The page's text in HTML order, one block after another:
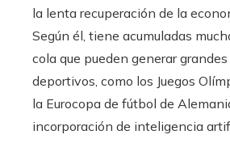
la lenta recuperación de la
Según él, tiene acumuladas
cola que pueden generar
deportivos, como los Juegos
la Eurocopa de fútbol de
incorporación de inteligencia